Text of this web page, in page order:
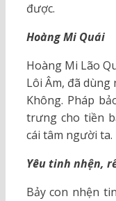
được.
Hoàng Mi Quái
Hoàng Mi Lão
Lôi Âm, đã
Không. Pháp
trưng cho tiền
cái tâm người ta.
Yêu tinh nhện,
Bảy con nhện